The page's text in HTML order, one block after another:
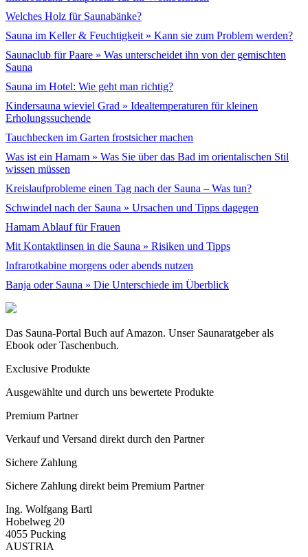
Welches Holz für Saunabänke?
Sauna im Keller & Feuchtigkeit » Kann sie zum Problem werden?
Saunaclub für Paare » Was unterscheidet ihn von der gemischten
Sauna
Sauna im Hotel: Wie geht man richtig?
Kindersauna wieviel Grad » Idealtemperaturen für kleinen
Erholungssuchende
Tauchbecken im Garten frostsicher machen
Was ist ein Hamam » Was Sie über das Bad im orientalischen Stil
wissen müssen
Kreislaufprobleme einen Tag nach der Sauna – Was tun?
Schwindel nach der Sauna » Ursachen und Tipps dagegen
Hamam Ablauf für Frauen
Mit Kontaktlinsen in die Sauna » Risiken und Tipps
Infrarotkabine morgens oder abends nutzen
Banja oder Sauna » Die Unterschiede im Überblick
Das Sauna-Portal Buch auf Amazon. Unser Saunaratgeber als
Ebook oder Taschenbuch.
Exclusive Produkte
Ausgewählte und durch uns bewertete Produkte
Premium Partner
Verkauf und Versand direkt durch den Partner
Sichere Zahlung
Sichere Zahlung direkt beim Premium Partner
Ing. Wolfgang Bartl
Hobelweg 20
4055 Pucking
AUSTRIA